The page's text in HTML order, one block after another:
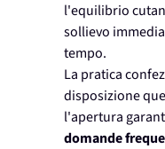
l'equilibrio
sollievo
tempo.
La pratica
disposizione
l'apertura
domande